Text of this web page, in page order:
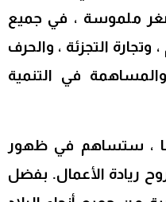
ملموسة ، في جميع
وتجارة التجزئة ، والحرف
في التنمية
، ستساهم في ظهور
ريادة الأعمال. بفضل